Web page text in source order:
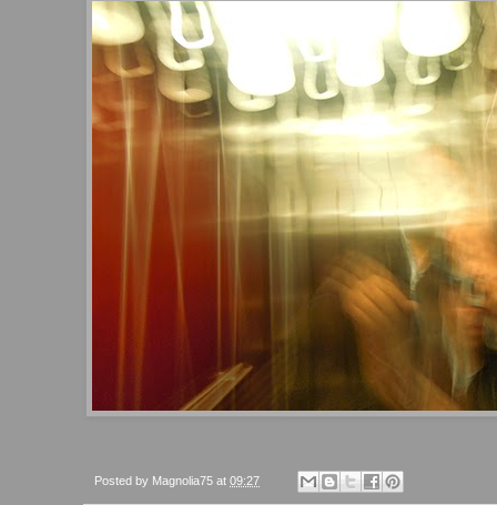
Posted by Magnolia75 at 09:27